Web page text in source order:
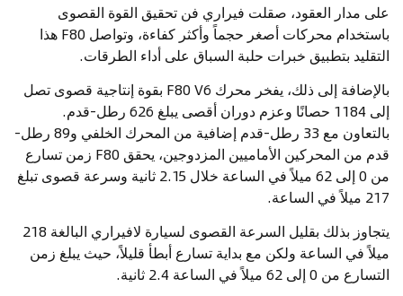
على مدار العقود، صقلت فيراري فن تحقيق القوة القصوى
باستخدام محركات أصغر حجماً وأكثر كفاءة، وتواصل F80 هذا
التقليد بتطبيق خبرات حلبة السباق على أداء الطرقات.
بالإضافة إلى ذلك، يفخر محرك F80 V6 بقوة إنتاجية قصوى تصل
إلى 1184 حصانًا وعزم دوران أقصى يبلغ 626 رطل-قدم.
بالتعاون مع 33 رطل-قدم إضافية من المحرك الخلفي و89 رطل-
قدم من المحركين الأماميين المزدوجين، يحقق F80 زمن تسارع
من 0 إلى 62 ميلاً في الساعة خلال 2.15 ثانية وسرعة قصوى تبلغ
217 ميلاً في الساعة.
يتجاوز بذلك بقليل السرعة القصوى لسيارة لافيراري البالغة 218
ميلاً في الساعة ولكن مع بداية تسارع أبطأ قليلاً، حيث يبلغ زمن
التسارع من 0 إلى 62 ميلاً في الساعة 2.4 ثانية.